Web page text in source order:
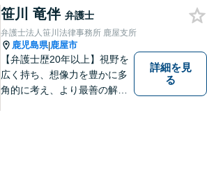
笹川 竜伴 弁護士
弁護士法人笹川法律事務所 鹿屋支所
鹿児島県|鹿屋市
【弁護士歴20年以上】視野を
広く持ち、想像力を豊かに多
角的に考え、より最善の解決
詳細を見
る